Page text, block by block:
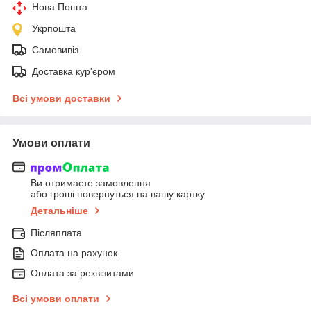
Нова Пошта
Укрпошта
Самовивіз
Доставка кур'єром
Всі умови доставки
Умови оплати
Ви отримаєте замовлення
або гроші повернуться на вашу картку
Детальніше
Післяплата
Оплата на рахунок
Оплата за реквізитами
Всі умови оплати